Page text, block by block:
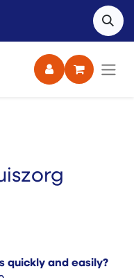
quickly and easily?